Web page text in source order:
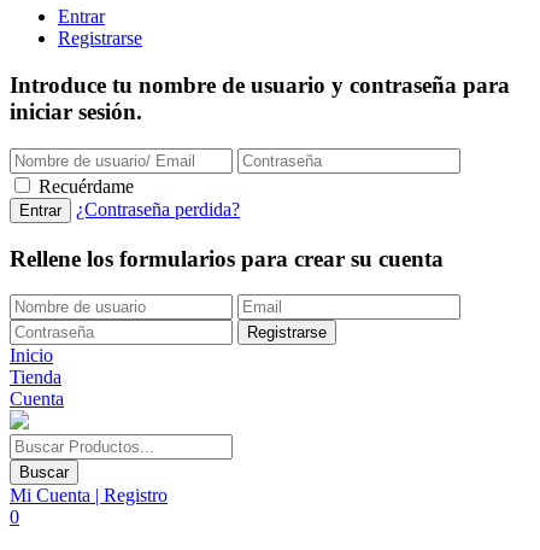
Entrar
Registrarse
Introduce tu nombre de usuario y contraseña para
iniciar sesión.
Recuérdame
¿Contraseña perdida?
Rellene los formularios para crear su cuenta
Inicio
Tienda
Cuenta
Buscar
Mi Cuenta | Registro
0